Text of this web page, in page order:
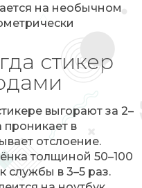
на необычном
стикер
выгорают за 2–
проникает в
отслоение.
толщиной 50–100
службы в 3–5 раз.